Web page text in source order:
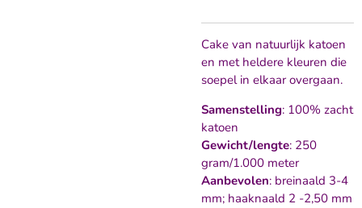
Cake van natuurlijk katoen
en met heldere kleuren die
soepel in elkaar overgaan.
Samenstelling: 100% zacht
katoen
Gewicht/lengte: 250
gram/1.000 meter
Aanbevolen: breinaald 3-4
mm; haaknaald 2 -2,50 mm